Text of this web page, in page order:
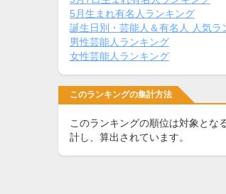
5月生まれ有名人ランキング
誕生日別・芸能人＆有名人 人気ラ
男性芸能人ランキング
女性芸能人ランキング
このランキングの集計方法
このランキングの順位は対象とな
計し、算出されています。